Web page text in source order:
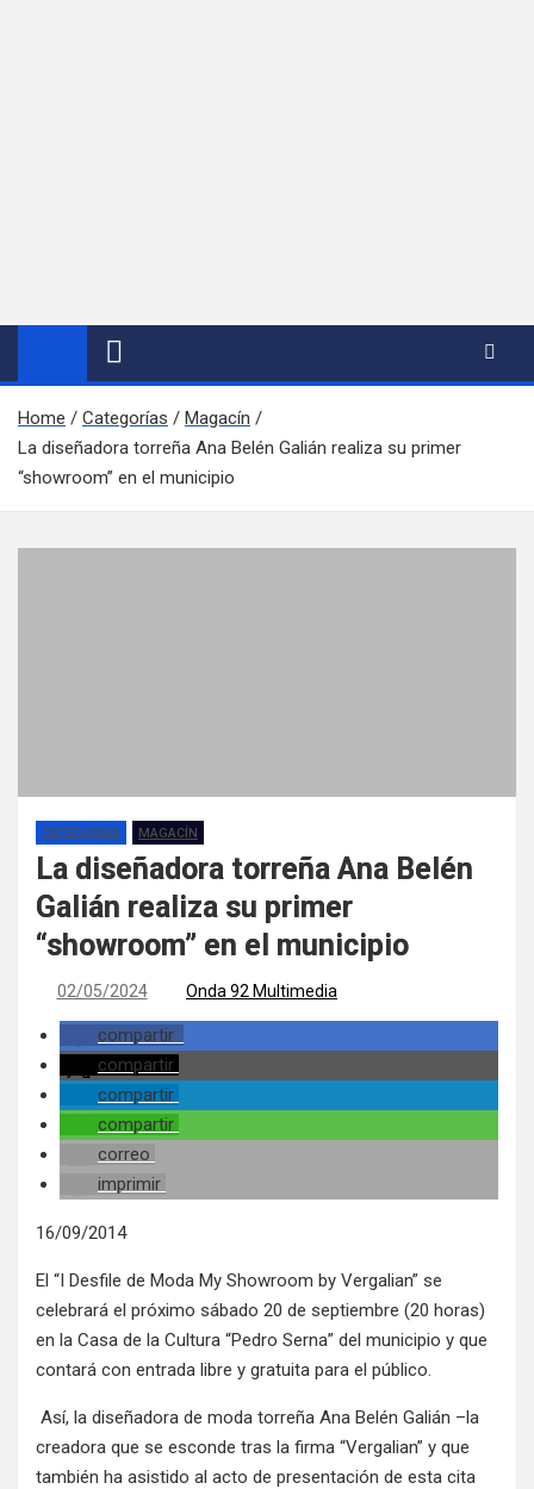
Home Categorías
Magacín
La diseñadora torreña Ana Belén Galián realiza su primer
“showroom” en el municipio
CATEGORÍAS MAGACÍN
La diseñadora torreña Ana Belén
Galián realiza su primer
“showroom” en el municipio
02/05/2024 Onda 92 Multimedia
compartir
compartir
compartir
compartir
correo
imprimir
16/09/2014
El “I Desfile de Moda My Showroom by Vergalian” se
celebrará el próximo sábado 20 de septiembre (20 horas)
en la Casa de la Cultura “Pedro Serna” del municipio y que
contará con entrada libre y gratuita para el público.
Así, la diseñadora de moda torreña Ana Belén Galián –la
creadora que se esconde tras la firma “Vergalian” y que
también ha asistido al acto de presentación de esta cita